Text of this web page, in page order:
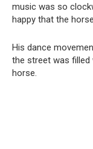
music was so
happy that the
His dance
the street was filled
horse.